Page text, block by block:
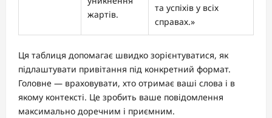
жартів.
та успіхів у всіх
справах.»
Ця таблиця допомагає швидко зорієнтуватися, як
підлаштувати привітання під конкретний формат.
Головне — враховувати, хто отримає ваші слова і в
якому контексті. Це зробить ваше повідомлення
максимально доречним і приємним.